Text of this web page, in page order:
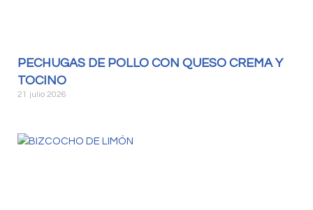
PECHUGAS DE POLLO CON QUESO CREMA Y
TOCINO
21 julio 2026